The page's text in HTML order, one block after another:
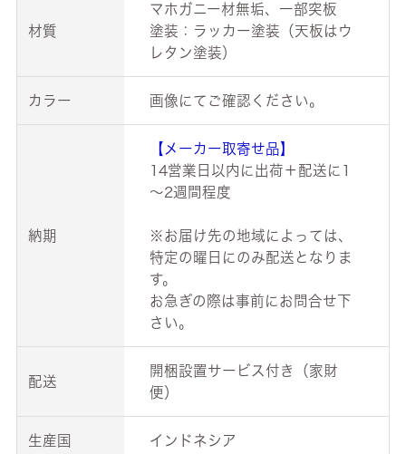
材質
マホガニー材無垢、一部突板
塗装：ラッカー塗装（天板はウ
レタン塗装）
カラー 画像にてご確認ください。
納期
【メーカー取寄せ品】
14営業日以内に出荷＋配送に1
～2週間程度
※お届け先の地域によっては、
特定の曜日にのみ配送となりま
す。
お急ぎの際は事前にお問合せ下
さい。
配送
開梱設置サービス付き（家財
便）
生産国 インドネシア